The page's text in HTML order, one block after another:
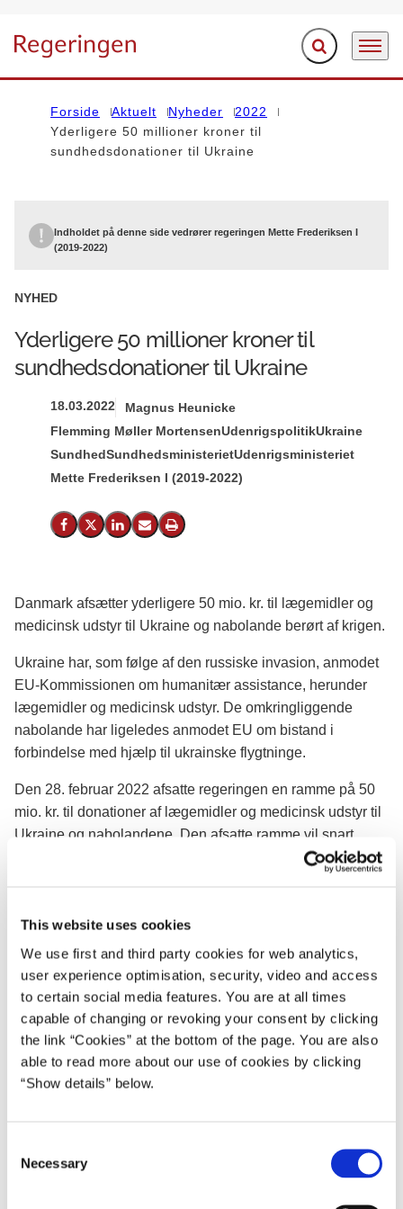
This website uses cookies
We use first and third party cookies for web analytics,
user experience optimisation, security, video and access
to certain social media features. You are at all times
capable of changing or revoking your consent by clicking
the link “Cookies” at the bottom of the page. You are also
able to read more about our use of cookies by clicking
“Show details” below.
Necessary
Gå til forsiden Fold søgefelt ud
Menu
Forside Aktuelt Nyheder
2022
Yderligere 50 millioner kroner til
sundhedsdonationer til Ukraine
Indholdet på denne side vedrører regeringen Mette Frederiksen I
(2019-2022)
NYHED
Yderligere 50 millioner kroner til
sundhedsdonationer til Ukraine
18.03.2022
Magnus Heunicke
Flemming Møller MortensenUdenrigspolitikUkraine
SundhedSundhedsministerietUdenrigsministeriet
Mette Frederiksen I (2019-2022)
Del på Facebook
Del på X (Twitter)
Del på LinkedIn
Send email
Print
Danmark afsætter yderligere 50 mio. kr. til lægemidler og
medicinsk udstyr til Ukraine og nabolande berørt af krigen.
Ukraine har, som følge af den russiske invasion, anmodet
EU-Kommissionen om humanitær assistance, herunder
lægemidler og medicinsk udstyr. De omkringliggende
nabolande har ligeledes anmodet EU om bistand i
forbindelse med hjælp til ukrainske flygtninge.
Den 28. februar 2022 afsatte regeringen en ramme på 50
mio. kr. til donationer af lægemidler og medicinsk udstyr til
Ukraine og nabolandene. Den afsatte ramme vil snart
være opbrugt og samtidig forventer regeringen, at
50 mio. kr. til lægemidler og medicinsk udstyr til Ukraine og
nabolande berørt af krigen.
Udviklingsminister Flemming Møller Mortensen siger:
"Situationen i Ukraine forværres, og behovet for hjælp
vokser dag for dag. Vi må derfor handle hurtigt. Danmark
regeringen ønsker at hjælpe mere og stiller nu yderligere
50 mio. kr. til rådighed til donationer på sundhedsområdet."